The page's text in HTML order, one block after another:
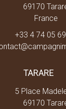
69170
France
+33 4 74 05
TARARE
5 Place
69170